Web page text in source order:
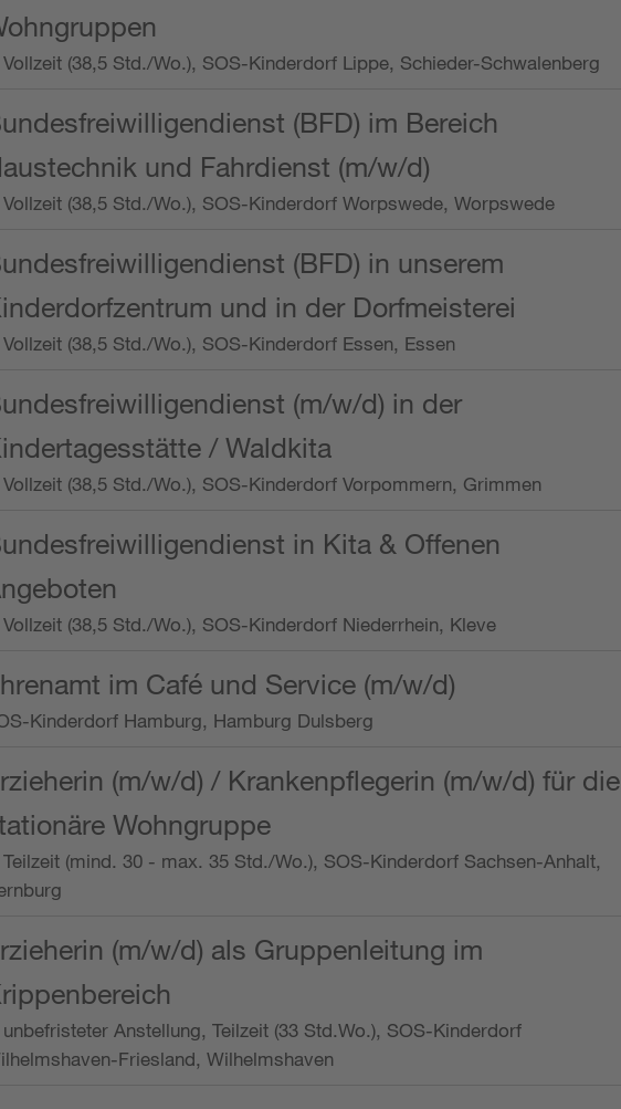
Vollzeit (38,5 Std./Wo.), SOS-Kinderdorf Lippe, Schieder-Schwalenberg
(BFD) im Bereich
und Fahrdienst (m/w/d)
Vollzeit (38,5 Std./Wo.), SOS-Kinderdorf Worpswede, Worpswede
(BFD) in unserem
und in der Dorfmeisterei
Vollzeit (38,5 Std./Wo.), SOS-Kinderdorf Essen, Essen
(m/w/d) in der
/ Waldkita
Vollzeit (38,5 Std./Wo.), SOS-Kinderdorf Vorpommern, Grimmen
in Kita & Offenen
Vollzeit (38,5 Std./Wo.), SOS-Kinderdorf Niederrhein, Kleve
im Café und Service (m/w/d)
Kinderdorf Hamburg, Hamburg Dulsberg
(m/w/d) / Krankenpflegerin (m/w/d) für die
Wohngruppe
Teilzeit (mind. 30 - max. 35 Std./Wo.), SOS-Kinderdorf Sachsen-Anhalt,
(m/w/d) als Gruppenleitung im
unbefristeter Anstellung, Teilzeit (33 Std.Wo.), SOS-Kinderdorf
Friesland, Wilhelmshaven